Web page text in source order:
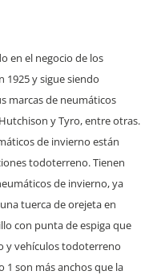
en el negocio de los
1925 y sigue siendo
marcas de neumáticos
y Tyro, entre otras.
de invierno están
todoterreno. Tienen
de invierno, ya
tuerca de orejeta en
con punta de espiga que
y vehículos todoterreno
1 son más anchos que la